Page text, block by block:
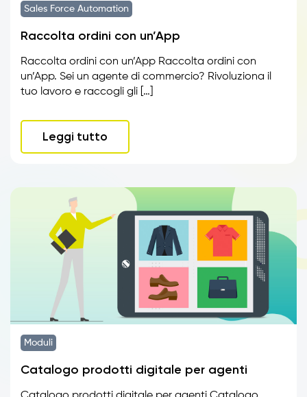
Sales Force Automation
Raccolta ordini con un’App
Raccolta ordini con un’App Raccolta ordini con
un’App. Sei un agente di commercio? Rivoluziona il
tuo lavoro e raccogli gli […]
Leggi tutto
Moduli
Catalogo prodotti digitale per agenti